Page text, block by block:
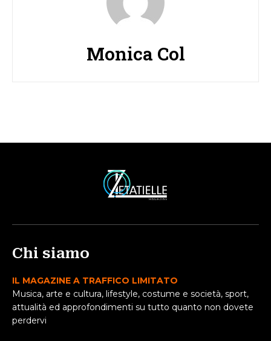
Monica Col
Chi siamo
IL MAGAZINE A TRAFFICO LIMITATO
Musica, arte e cultura, lifestyle, costume e società, sport,
attualità ed approfondimenti su tutto quanto non dovete
perdervi